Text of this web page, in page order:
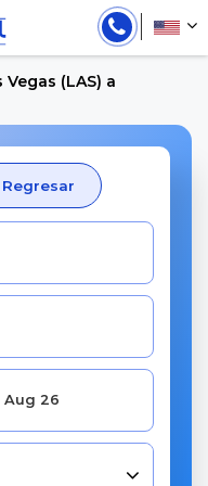
(LAS) a
Regresar